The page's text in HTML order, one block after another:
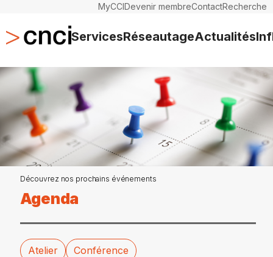
MyCCIDevenir membreContactRecherche
ServicesRéseautageActualités
Découvrez nos prochains événements
Agenda
Atelier
Conférence